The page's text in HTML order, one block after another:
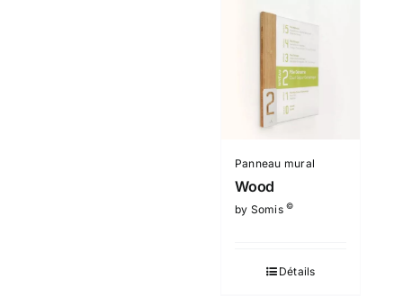
Panneau mural
Wood
by Somis©
Détails